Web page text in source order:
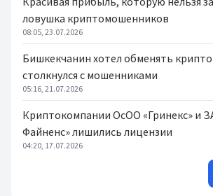
ловушка криптомошенников
08:05, 23.07.2026
Бишкекчанин хотел обменять
столкнулся с мошенниками
05:16, 21.07.2026
Криптокомпании ОсОО «Гринекс» и
Файненс» лишились лицензии
04:20, 17.07.2026